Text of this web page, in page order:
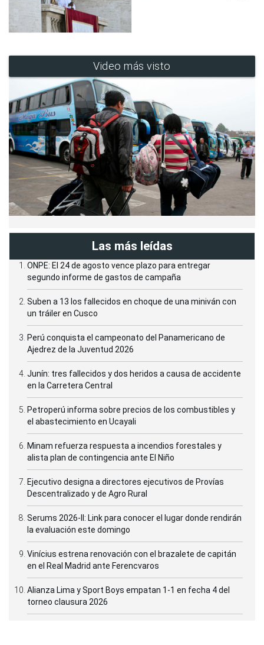
Video más visto
Las más leídas
ONPE: El 24 de agosto vence plazo para entregar
segundo informe de gastos de campaña
Suben a 13 los fallecidos en choque de una miniván con
un tráiler en Cusco
Perú conquista el campeonato del Panamericano de
Ajedrez de la Juventud 2026
Junín: tres fallecidos y dos heridos a causa de accidente
en la Carretera Central
Petroperú informa sobre precios de los combustibles y
el abastecimiento en Ucayali
Minam refuerza respuesta a incendios forestales y
alista plan de contingencia ante El Niño
Ejecutivo designa a directores ejecutivos de Provías
Descentralizado y de Agro Rural
Serums 2026-II: Link para conocer el lugar donde rendirán
la evaluación este domingo
Vinícius estrena renovación con el brazalete de capitán
en el Real Madrid ante Ferencvaros
Alianza Lima y Sport Boys empatan 1-1 en fecha 4 del
torneo clausura 2026